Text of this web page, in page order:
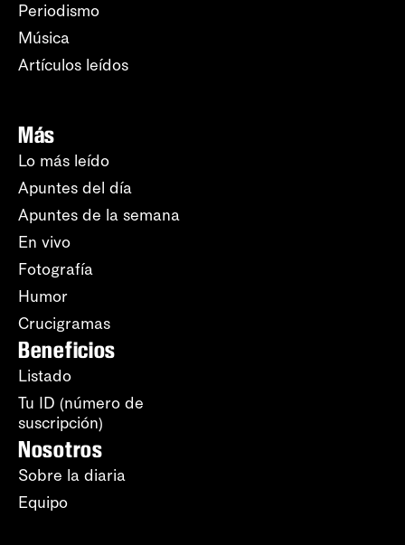
Periodismo
Música
Artículos leídos
Más
Lo más leído
Apuntes del día
Apuntes de la semana
En vivo
Fotografía
Humor
Crucigramas
Beneficios
Listado
Tu ID (número de
suscripción)
Nosotros
Sobre la diaria
Equipo